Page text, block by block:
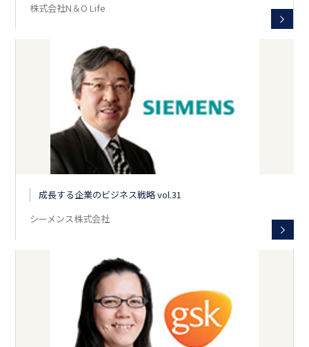
株式会社N＆O Life
成長する企業のビジネス戦略 vol.31
シーメンス株式会社